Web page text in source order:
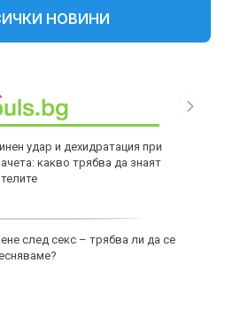
НОВИНИ
удар и дехидратация при
какво трябва да знаят
след секс – трябва ли да се